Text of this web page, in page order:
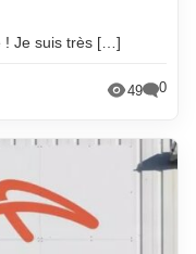
! Je suis très […]
49 0